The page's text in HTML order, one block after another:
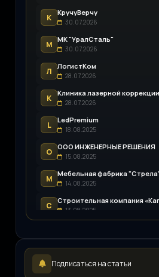
К
КручуВерчу
30.07.2026
М
МК "УралСталь"
30.07.2026
Л
ЛогистКом
28.07.2026
К 28.07.2026
L
LedPremium
18.08.2025
О
ООО ИНЖЕНЕРНЫЕ РЕШЕНИЯ
15.08.2025
М
Мебельная фабрика
14.08.2025
С
Строительная компания
13.08.2025
L 12.08.2025
Подписаться на статьи